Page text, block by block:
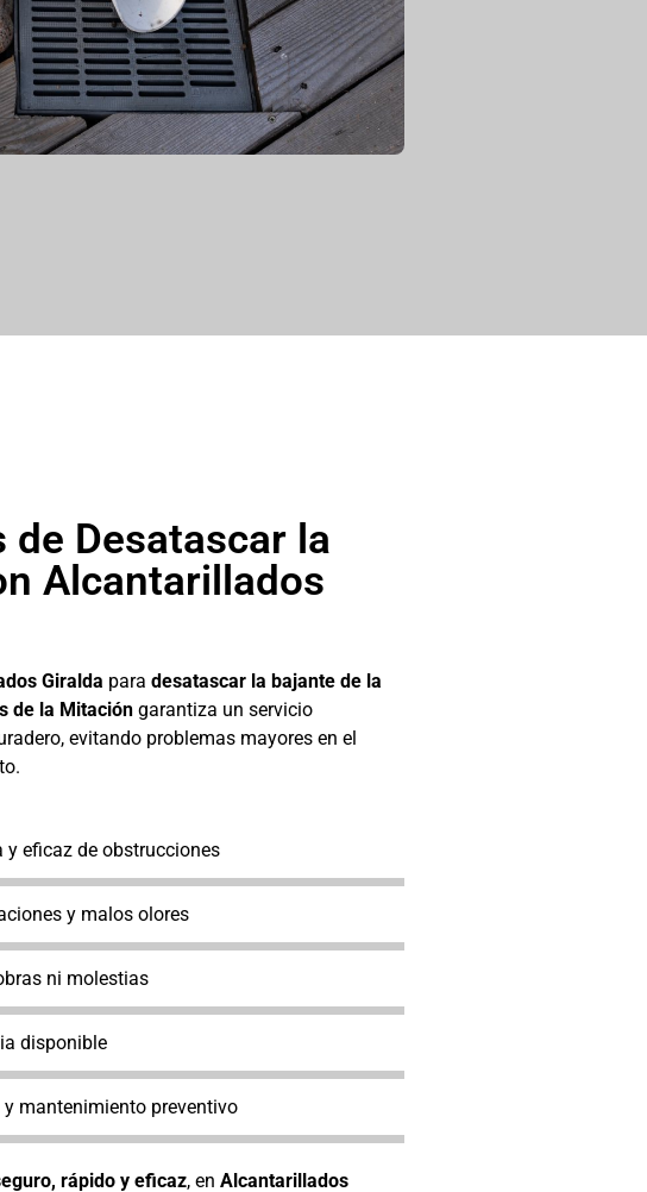
de Desatascar la
Alcantarillados
Giralda para desatascar la bajante de la
de la Mitación garantiza un servicio
evitando problemas mayores en el
y eficaz de obstrucciones
y malos olores
ni molestias
disponible
mantenimiento preventivo
rápido y eficaz, en Alcantarillados